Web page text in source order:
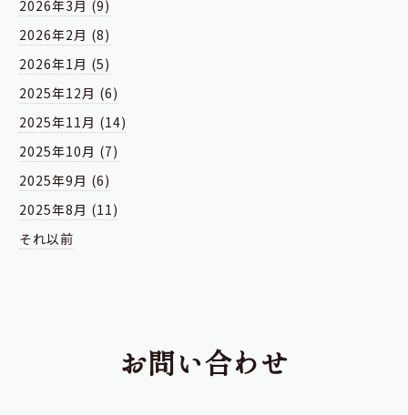
2026年3月 (9)
2026年2月 (8)
2026年1月 (5)
2025年12月 (6)
2025年11月 (14)
2025年10月 (7)
2025年9月 (6)
2025年8月 (11)
それ以前
お問い合わせ